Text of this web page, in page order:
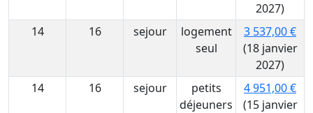
2027)
14
16 sejour
logement
seul
3 537,00 €
(18 janvier
2027)
14
16 sejour
petits
déjeuners
4 951,00 €
(15 janvier